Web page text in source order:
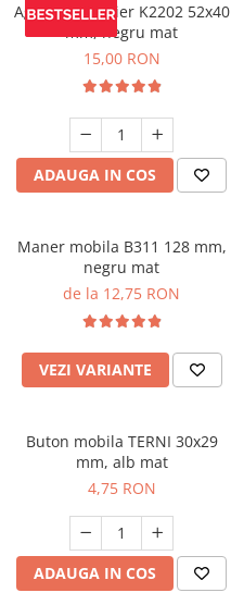
Agatatoare cuier K2202 52x40
mm, negru mat
15,00 RON
ADAUGA IN COS
Maner mobila B311 128 mm,
negru mat
de la 12,75 RON
VEZI VARIANTE
Buton mobila TERNI 30x29
mm, alb mat
4,75 RON
ADAUGA IN COS